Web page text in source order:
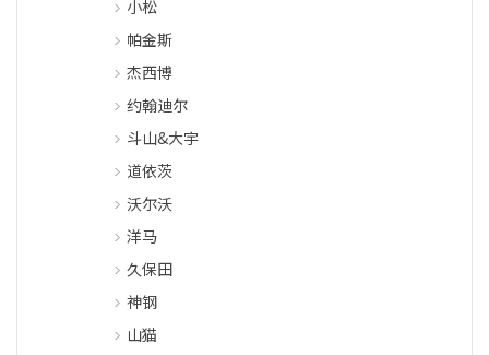
小松
帕金斯
杰西博
约翰迪尔
斗山&大宇
道依茨
沃尔沃
洋马
久保田
神钢
山猫